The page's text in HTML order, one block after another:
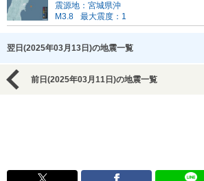
震源地：宮城県沖
M3.8
最大震度：1
翌日(2025年03月13日)の地震一覧
前日(2025年03月11日)の地震一覧